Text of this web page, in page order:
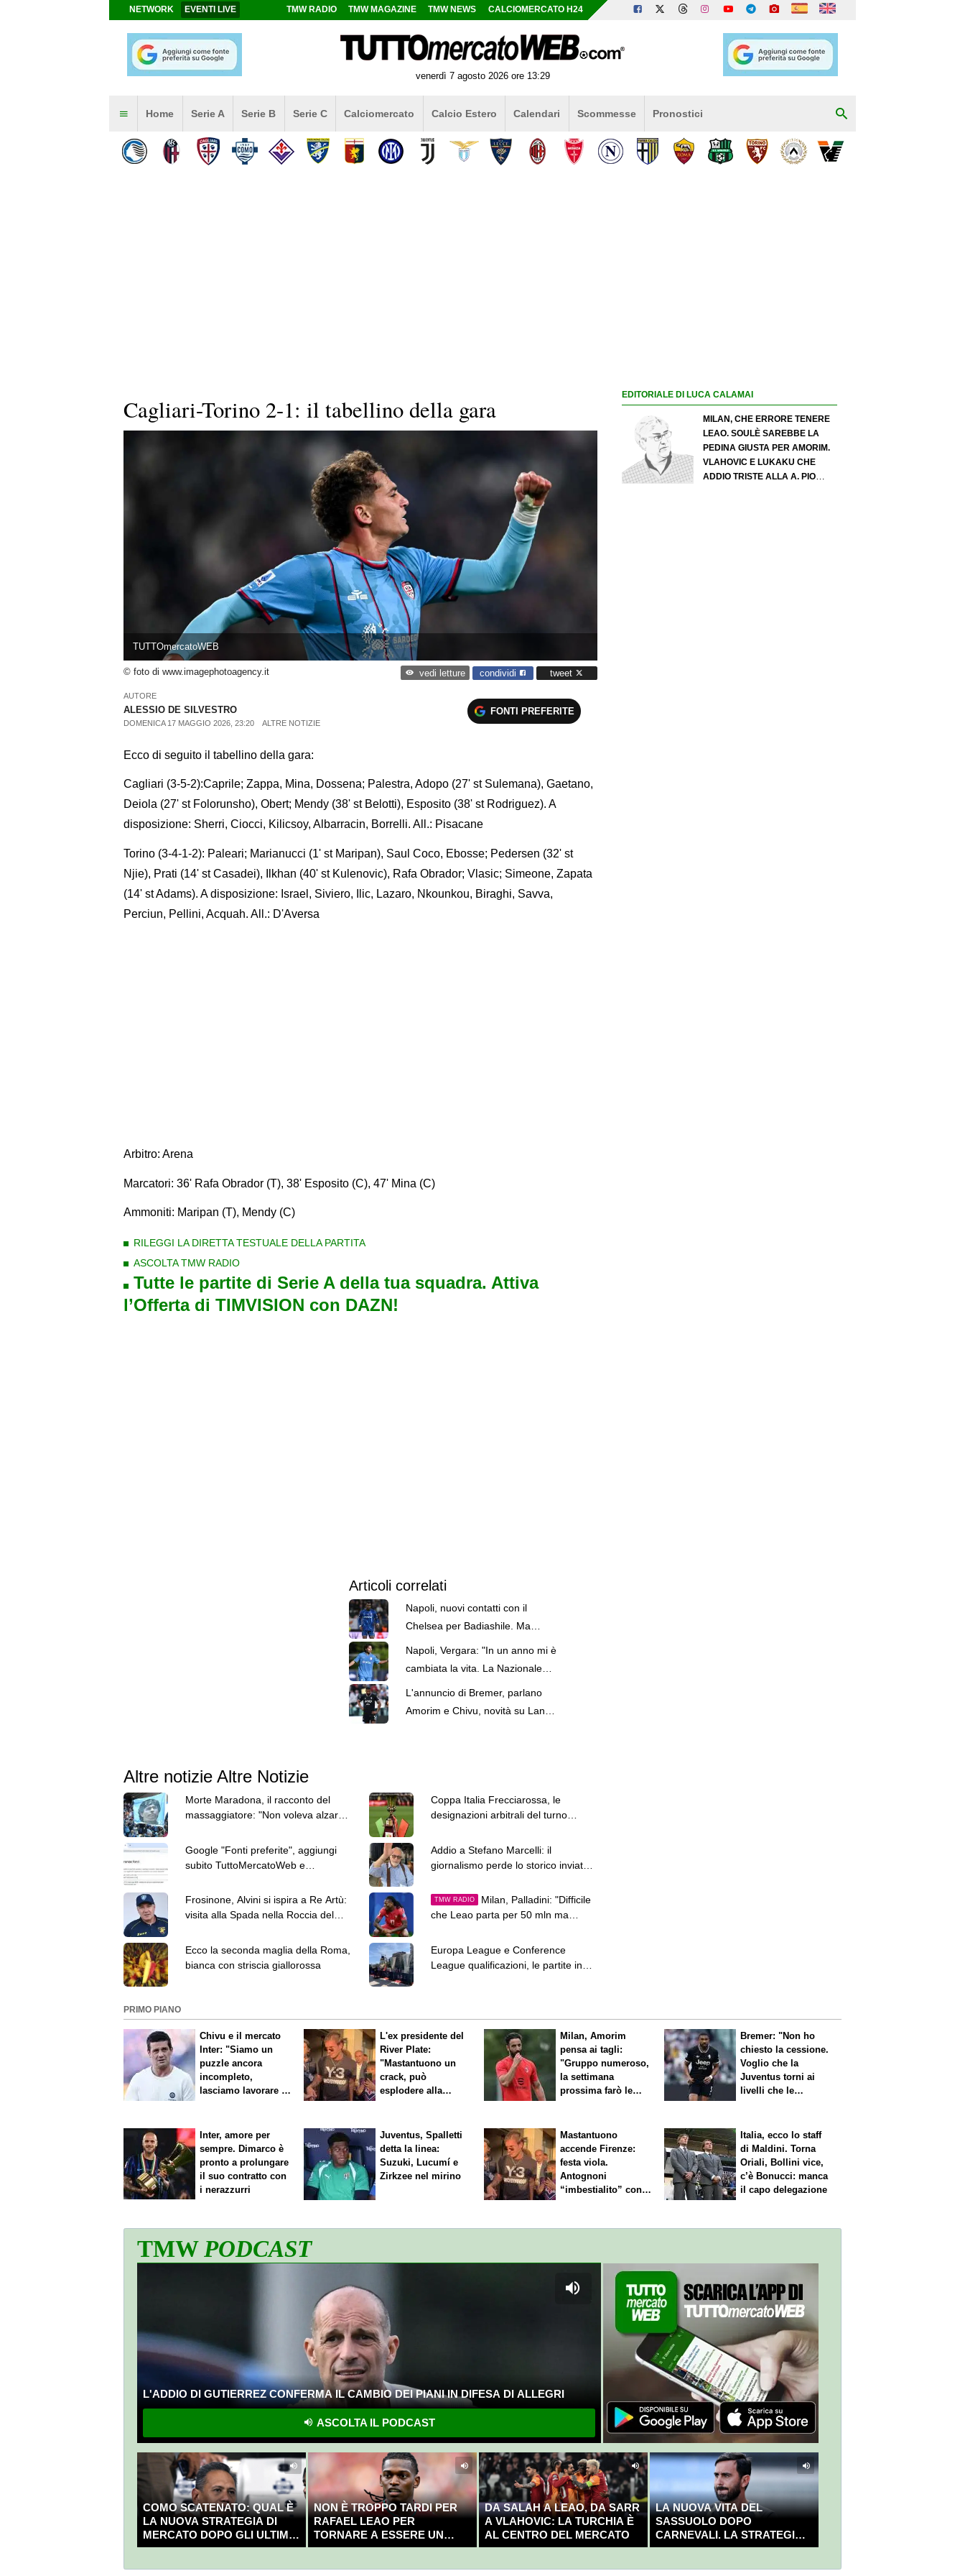
NETWORK EVENTI LIVE TMW RADIO TMW MAGAZINE TMW NEWS CALCIOMERCATO H24
venerdì 7 agosto 2026 ore 13:29
Home Serie A Serie B Serie C Calciomercato Calcio Estero Calendari Scommesse Pronostici
Cagliari-Torino 2-1: il tabellino della gara
TUTTOmercatoWEB
© foto di www.imagephotoagency.it vedi letture condividi tweet
AUTORE
ALESSIO DE SILVESTRO
DOMENICA 17 MAGGIO 2026, 23:20 ALTRE NOTIZIE
FONTI PREFERITE
Ecco di seguito il tabellino della gara:
Cagliari (3-5-2):Caprile; Zappa, Mina, Dossena; Palestra, Adopo (27' st Sulemana), Gaetano,
Deiola (27' st Folorunsho), Obert; Mendy (38' st Belotti), Esposito (38' st Rodriguez). A
disposizione: Sherri, Ciocci, Kilicsoy, Albarracin, Borrelli. All.: Pisacane
Torino (3-4-1-2): Paleari; Marianucci (1' st Maripan), Saul Coco, Ebosse; Pedersen (32' st
Njie), Prati (14' st Casadei), Ilkhan (40' st Kulenovic), Rafa Obrador; Vlasic; Simeone, Zapata
(14' st Adams). A disposizione: Israel, Siviero, Ilic, Lazaro, Nkounkou, Biraghi, Savva,
Perciun, Pellini, Acquah. All.: D'Aversa
Arbitro: Arena
Marcatori: 36' Rafa Obrador (T), 38' Esposito (C), 47' Mina (C)
Ammoniti: Maripan (T), Mendy (C)
RILEGGI LA DIRETTA TESTUALE DELLA PARTITA
ASCOLTA TMW RADIO
Tutte le partite di Serie A della tua squadra. Attiva
l’Offerta di TIMVISION con DAZN!
Articoli correlati
Napoli, nuovi contatti con il
Chelsea per Badiashile. Ma
spunta anche un'alternativa
Napoli, Vergara: "In un anno mi è
cambiata la vita. La Nazionale
L'annuncio di Bremer, parlano
Amorim e Chivu, novità su Lang:
Altre notizie Altre Notizie
Morte Maradona, il racconto del
massaggiatore: "Non voleva alzarsi
Coppa Italia Frecciarossa, le
designazioni arbitrali del turno
Google "Fonti preferite", aggiungi
subito TuttoMercatoWeb e
Addio a Stefano Marcelli: il
giornalismo perde lo storico inviato
Frosinone, Alvini si ispira a Re Artù:
visita alla Spada nella Roccia del
TMW RADIO
Milan, Palladini: "Difficile
che Leao parta per 50 mln ma
Ecco la seconda maglia della Roma,
bianca con striscia giallorossa
Europa League e Conference
League qualificazioni, le partite in
EDITORIALE DI LUCA CALAMAI
MILAN, CHE ERRORE TENERE
LEAO. SOULÈ SAREBBE LA
PEDINA GIUSTA PER AMORIM.
VLAHOVIC E LUKAKU CHE
ADDIO TRISTE ALLA A. PIO
PRIMO PIANO
Chivu e il mercato
Inter: "Siamo un
puzzle ancora
incompleto,
lasciamo lavorare i
L'ex presidente del
River Plate:
"Mastantuono un
crack, può
esplodere alla
Milan, Amorim
pensa ai tagli:
"Gruppo numeroso,
la settimana
prossima farò le
Bremer: "Non ho
chiesto la cessione.
Voglio che la
Juventus torni ai
livelli che le
Inter, amore per
sempre. Dimarco è
pronto a prolungare
il suo contratto con
i nerazzurri
Juventus, Spalletti
detta la linea:
Suzuki, Lucumí e
Zirkzee nel mirino
Mastantuono
accende Firenze:
festa viola.
Antognoni
“imbestialito” con
Italia, ecco lo staff
di Maldini. Torna
Oriali, Bollini vice,
c’è Bonucci: manca
il capo delegazione
TMWPODCAST
L'ADDIO DI GUTIERREZ CONFERMA IL CAMBIO DEI PIANI IN DIFESA DI ALLEGRI
ASCOLTA IL PODCAST
COMO SCATENATO: QUAL È
LA NUOVA STRATEGIA DI
MERCATO DOPO GLI ULTIMI
COLPI?
NON È TROPPO TARDI PER
RAFAEL LEAO PER
TORNARE A ESSERE UN
CAMPIONE
DA SALAH A LEAO, DA SARR
A VLAHOVIC: LA TURCHIA È
AL CENTRO DEL MERCATO
LA NUOVA VITA DEL
SASSUOLO DOPO
CARNEVALI. LA STRATEGIA È
GIÀ CHIARA E DECISA